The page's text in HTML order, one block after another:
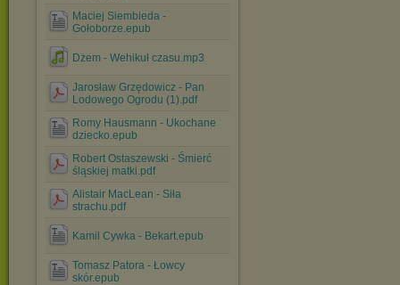
Maciej Siembieda -
Gołoborze.epub
Dżem - Wehikuł czasu.mp3
Jarosław Grzędowicz - Pan
Lodowego Ogrodu (1).pdf
Romy Hausmann - Ukochane
dziecko.epub
Robert Ostaszewski - Śmierć
śląskiej matki.pdf
Alistair MacLean - Siła
strachu.pdf
Kamil Cywka - Bekart.epub
Tomasz Patora - Łowcy
skór.epub